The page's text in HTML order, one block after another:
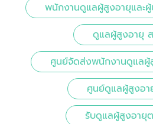
พนักงานดูแลผู้สูงอายุและ
ดูแลผู้สูงอายุ ส
ศูนย์จัดส่งพนักงานดูแลผู้
ศูนย์ดูแลผู้สูงอา
รับดูแลผู้สูงอายุ